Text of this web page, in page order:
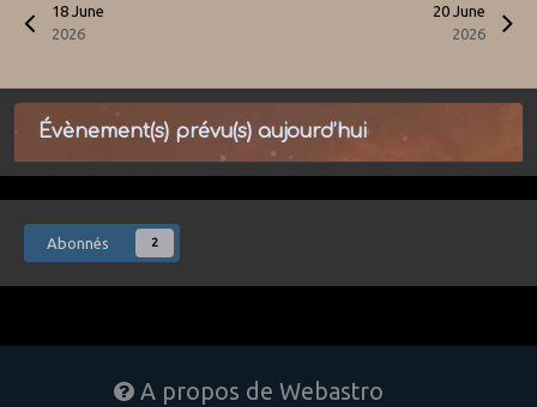
18 June
2026
20 June
2026
Évènement(s) prévu(s) aujourd’hui
Abonnés 2
A propos de Webastro